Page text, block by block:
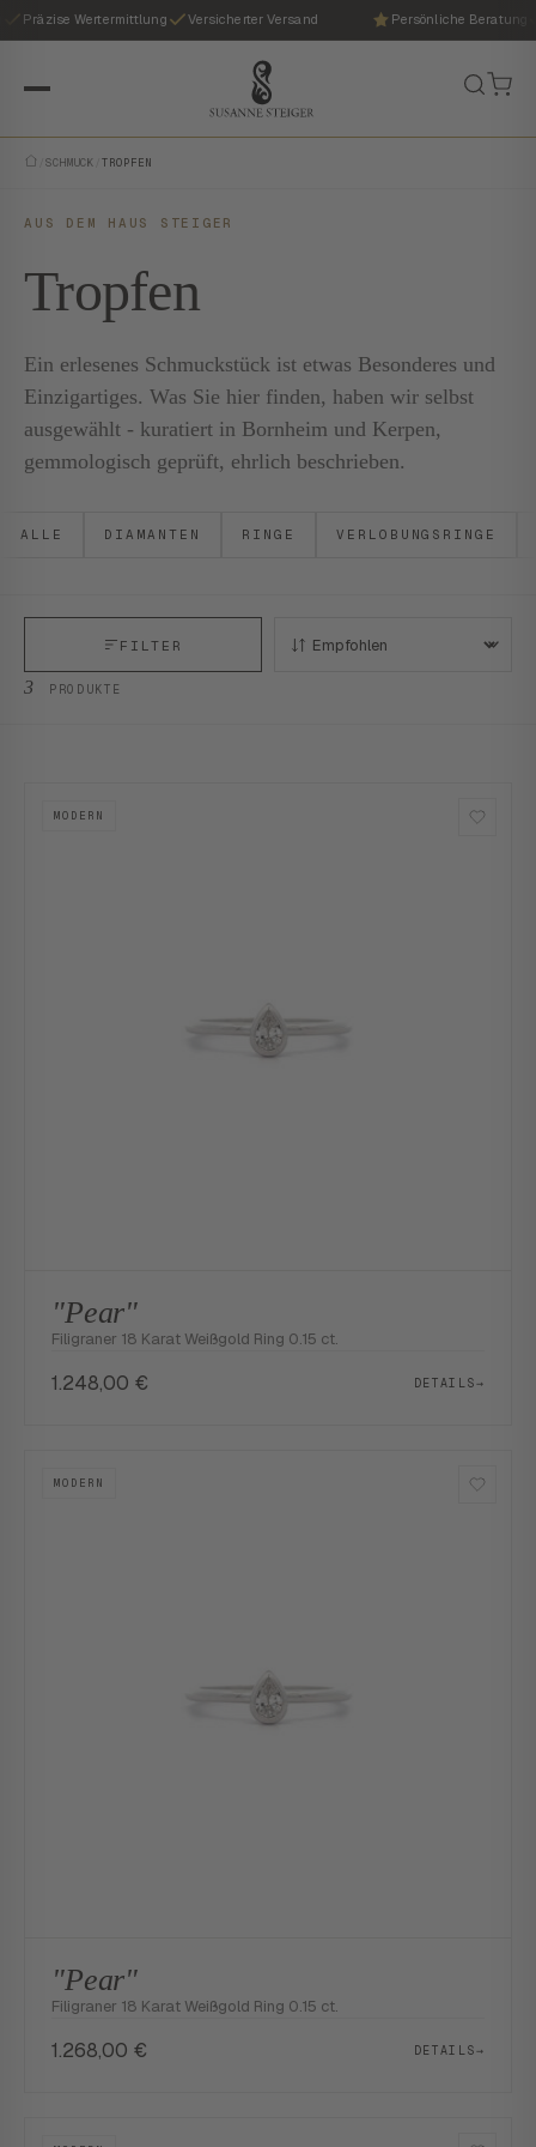
Präzise Wertermittlung Versicherter Versand Persönliche Beratung
SCHMUCK /TROPFEN
AUS DEM HAUS STEIGER
Tropfen
Ein erlesenes Schmuckstück ist etwas Besonderes und
Einzigartiges. Was Sie hier finden, haben wir selbst
ausgewählt - kuratiert in Bornheim und Kerpen,
gemmologisch geprüft, ehrlich beschrieben.
ALLE DIAMANTEN RINGE VERLOBUNGSRINGE
3 PRODUKTE
FILTER SORTIEREN:
MODERN
"Pear"
Filigraner 18 Karat Weißgold Ring 0.15 ct.
1.248,00 € DETAILS→
MODERN
"Pear"
Filigraner 18 Karat Weißgold Ring 0.15 ct.
1.268,00 € DETAILS→